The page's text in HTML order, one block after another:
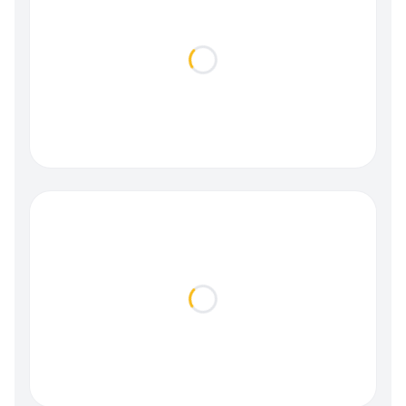
Loading...
Loading...